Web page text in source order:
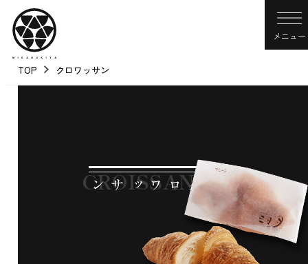
メニュー
TOP クロワッサン
クロワッサン
CROISSANT